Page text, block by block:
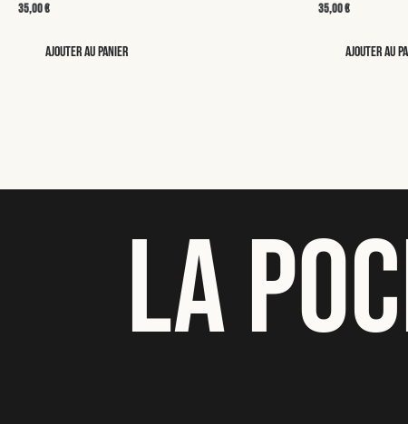
35,00€
Ajouter au panier
35,00€
Ajouter au
LA